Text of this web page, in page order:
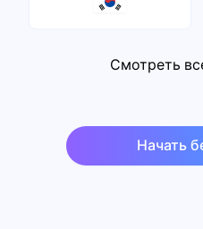
Смотреть
Начать